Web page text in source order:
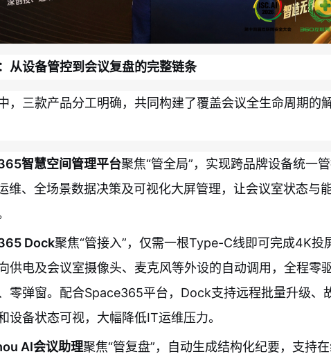
从设备管控到会议复盘的完整链条
，三款产品分工明确，共同构建了覆盖会议全生命周期的
智慧空间管理平台聚焦“管全局”，实现跨品牌设备统一管
维、全场景数据决策及可视化大屏管理，让会议室状态与
Dock聚焦“管接入”，仅需一根Type-C线即可完成4K投
供电及会议室摄像头、麦克风等外设的自动调用，全程零驱
零弹窗。配合Space365平台，Dock支持远程批量升级、
设备状态可视，大幅降低IT运维压力。
AI会议助理聚焦“管复盘”，自动生成结构化纪要，支持